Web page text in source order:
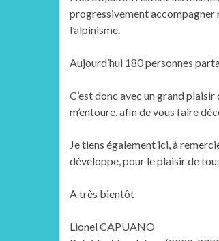
progressivement accompagner
l’alpinisme.
Aujourd’hui 180 personnes
C’est donc avec un grand
m’entoure, afin de vous faire
Je tiens également ici, à
développe, pour le plaisir de
A très bientôt
Lionel CAPUANO